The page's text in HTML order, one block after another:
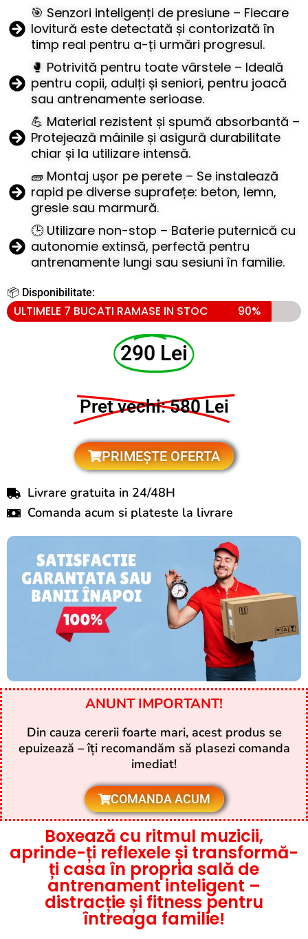
🎯 Senzori inteligenți de presiune – Fiecare
lovitură este detectată și contorizată în
timp real pentru a-ți urmări progresul.
🥊 Potrivită pentru toate vârstele – Ideală
pentru copii, adulți și seniori, pentru joacă
sau antrenamente serioase.
💪 Material rezistent și spumă absorbantă –
Protejează mâinile și asigură durabilitate
chiar și la utilizare intensă.
🧱 Montaj ușor pe perete – Se instalează
rapid pe diverse suprafețe: beton, lemn,
gresie sau marmură.
🕒 Utilizare non-stop – Baterie puternică cu
autonomie extinsă, perfectă pentru
antrenamente lungi sau sesiuni în familie.
📦 Disponibilitate:
ULTIMELE 7 BUCATI RAMASE IN STOC 90%
290 Lei
Pret vechi: 580 Lei
PRIMEȘTE OFERTA
Livrare gratuita in 24/48H
Comanda acum si plateste la livrare
ANUNT IMPORTANT!
Din cauza cererii foarte mari, acest produs se
epuizează – îți recomandăm să plasezi comanda
imediat!
COMANDA ACUM
Boxează cu ritmul muzicii,
aprinde-ți reflexele și transformă-
ți casa în propria sală de
antrenament inteligent –
distracție și fitness pentru
întreaga familie!